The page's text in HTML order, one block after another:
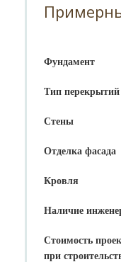
Фундамент
Тип перекрытий
Стены
Отделка фасада
Кровля
Наличие
Стоимость
при